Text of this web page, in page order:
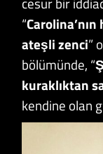
“
ateşli zenci”
bölümünde, “
kuraklıktan
kendine olan